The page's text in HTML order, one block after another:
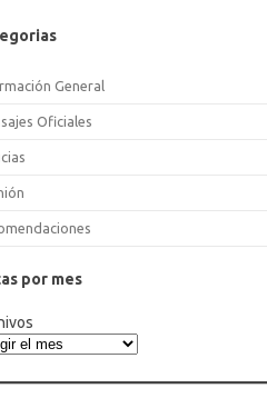
General
Oficiales
por mes